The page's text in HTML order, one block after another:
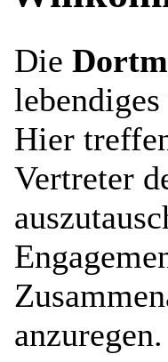
Die
Hier
Vertreter
anzuregen.